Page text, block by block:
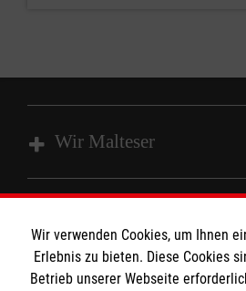
Wir Malteser
Das MBZ Westfalen
Spenden
Informationen
Wir verwenden Cookies, um Ihnen
Erlebnis zu bieten. Diese Cookies
Betrieb unserer Webseite